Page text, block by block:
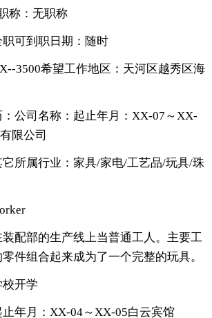
称：无职称
可到职日期：随时
3500希望工作地区：天河区越秀区海
公司名称：起止年月：XX-07～XX-
限公司
所属行业：家具/家电/工艺品/玩具/珠
配部的生产线上当普通工人。主要工
件组合起来成为了一个完整的玩具。
开学
年月：XX-04～XX-05白云宾馆